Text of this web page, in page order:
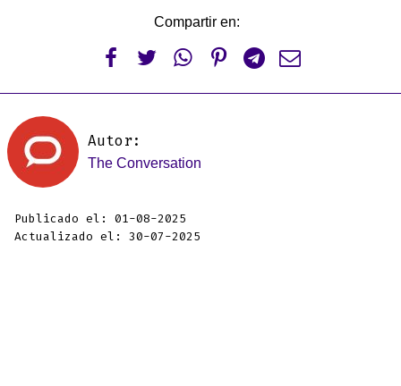
Compartir en:
     
Autor:
The Conversation
Publicado el: 01-08-2025
Actualizado el: 30-07-2025